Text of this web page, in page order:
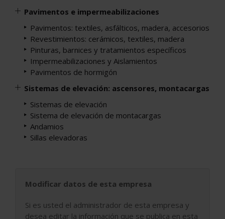
Pavimentos e impermeabilizaciones
Pavimentos: textiles, asfálticos, madera, accesorios
Revestimientos: cerámicos, textiles, madera
Pinturas, barnices y tratamientos específicos
Impermeabilizaciones y Aislamientos
Pavimentos de hormigón
Sistemas de elevación: ascensores, montacargas
Sistemas de elevación
Sistema de elevación de montacargas
Andamios
Sillas elevadoras
Modificar datos de esta empresa
Si es usted el administrador de esta empresa y
desea editar la información que se publica en esta